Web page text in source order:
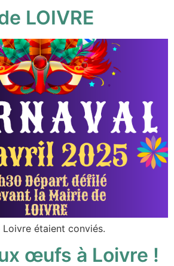
LOIVRE
étaient conviés.
œufs à Loivre !